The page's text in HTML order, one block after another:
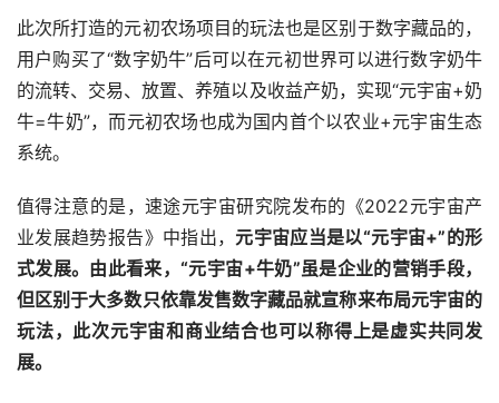
此次所打造的元初农场项目的玩法也是区别于数字藏品的，
用户购买了“数字奶牛”后可以在元初世界可以进行数字奶牛
的流转、交易、放置、养殖以及收益产奶，实现“元宇宙+奶
牛=牛奶”，而元初农场也成为国内首个以农业+元宇宙生态
系统。
值得注意的是，速途元宇宙研究院发布的《2022元宇宙产
业发展趋势报告》中指出， 元宇宙应当是以“元宇宙+”的形
式发展。由此看来，“元宇宙+牛奶”虽是企业的营销手段，
但区别于大多数只依靠发售数字藏品就宣称来布局元宇宙的
玩法，此次元宇宙和商业结合也可以称得上是虚实共同发
展。